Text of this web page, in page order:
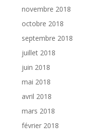
novembre 2018
octobre 2018
septembre 2018
juillet 2018
juin 2018
mai 2018
avril 2018
mars 2018
février 2018